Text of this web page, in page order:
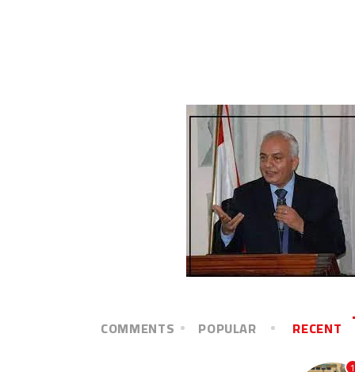
RECENT
POPULAR
COMMENTS
1